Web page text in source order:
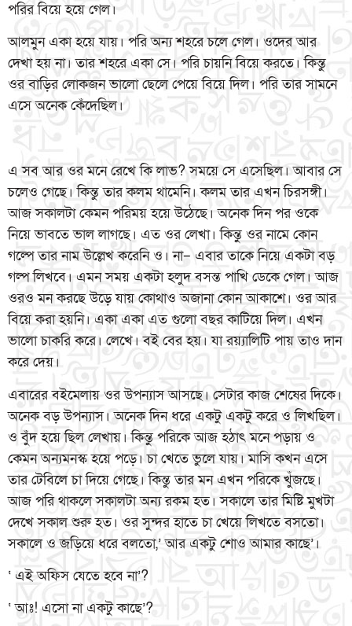
পরির বিয়ে হয়ে গেল।
আলমুন একা হয়ে যায়। পরি অন্য শহরে চলে গেল। ওদের আর
দেখা হয় না। তার শহরে একা সে। পরি চায়নি বিয়ে করতে। কিন্তু
ওর বাড়ির লোকজন ভালো ছেলে পেয়ে বিয়ে দিল। পরি তার সামনে
এসে অনেক কেঁদেছিল।
এ সব আর ওর মনে রেখে কি লাভ? সময়ে সে এসেছিল। আবার সে
চলেও গেছে। কিন্তু তার কলম থামেনি। কলম তার এখন চিরসঙ্গী।
আজ সকালটা কেমন পরিময় হয়ে উঠেছে। অনেক দিন পর ওকে
নিয়ে ভাবতে ভাল লাগছে। এত ওর লেখা। কিন্তু ওর নামে কোন
গল্পে তার নাম উল্লেখ করেনি ও। না– এবার তাকে নিয়ে একটা বড়
গল্প লিখবে। এমন সময় একটা হলুদ বসন্ত পাখি ডেকে গেল। আজ
ওরও মন করছে উড়ে যায় কোথাও অজানা কোন আকাশে। ওর আর
বিয়ে করা হয়নি। একা একা এত গুলো বছর কাটিয়ে দিল। এখন
ভালো চাকরি করে। লেখে। বই বের হয়। যা রয়্যালিটি পায় তাও দান
করে দেয়।
এবারের বইমেলায় ওর উপন্যাস আসছে। সেটার কাজ শেষের দিকে।
অনেক বড় উপন্যাস। অনেক দিন ধরে একটু একটু করে ও লিখছিল।
ও বুঁদ হয়ে ছিল লেখায়। কিন্তু পরিকে আজ হঠাৎ মনে পড়ায় ও
কেমন অন্যমনস্ক হয়ে পড়ে। চা খেতে ভুলে যায়। মাসি কখন এসে
তার টেবিলে চা দিয়ে গেছে। কিন্তু তার মন এখন পরিকে খুঁজছে।
আজ পরি থাকলে সকালটা অন্য রকম হত। সকালে তার মিষ্টি মুখটা
দেখে সকাল শুরু হত। ওর সুন্দর হাতে চা খেয়ে লিখতে বসতো।
সকালে ও জড়িয়ে ধরে বলতো,’ আর একটু শোও আমার কাছে’।
‘ এই অফিস যেতে হবে না’?
‘ আঃ! এসো না একটু কাছে’?